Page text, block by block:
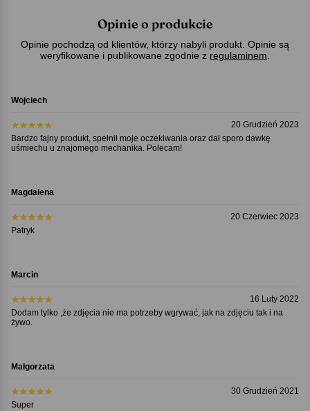
Opinie o produkcie
Opinie pochodzą od klientów, którzy nabyli produkt. Opinie są
weryfikowane i publikowane zgodnie z regulaminem
Wojciech
20 Grudzień 2023
Bardzo fajny produkt, spełnił moje oczekiwania oraz dał sporo dawkę
uśmiechu u znajomego mechanika. Polecam!
Magdalena
20 Czerwiec 2023
Patryk
Marcin
16 Luty 2022
Dodam tylko ,że zdjęcia nie ma potrzeby wgrywać, jak na zdjęciu tak i na
żywo.
Małgorzata
30 Grudzień 2021
Super